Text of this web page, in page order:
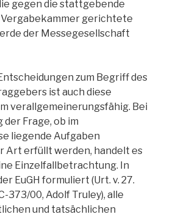
gegen die stattgebende
gerichtete
der Messegesellschaft
zum Begriff des
ist auch diese
verallgemeinerungsfähig. Bei
Frage, ob im
liegende Aufgaben
Art erfüllt werden, handelt es
Einzelfallbetrachtung. In
EuGH formuliert (Urt. v. 27.
373/00, Adolf Truley), alle
und tatsächlichen